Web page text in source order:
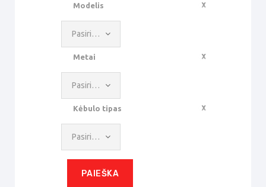
Modelis
Pasirinkite reikšmę
Metai
Pasirinkite reikšmę
Kėbulo tipas
Pasirinkite reikšmę
PAIEŠKA